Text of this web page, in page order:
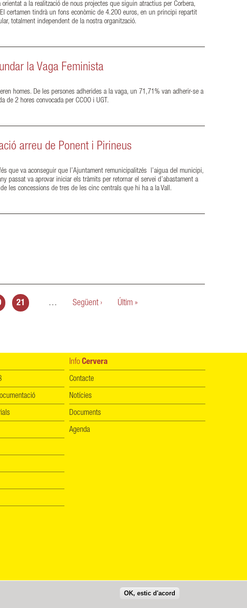
a la realització de nous projectes que siguin atractius per Corbera,
certamen tindrà un fons econòmic de 4.200 euros, en un principi repartit
totalment independent de la nostra organització.
la Vaga Feminista
homes. De les persones adherides a la vaga, un 71,71% van adherir-se a
de 2 hores convocada per CCOO i UGT.
arreu de Ponent i Pirineus
que va aconseguir que l’Ajuntament remunicipalitzés l’aigua del municipi,
passat va aprovar iniciar els tràmits per retornar el servei d’abastament a
les concessions de tres de les cinc centrals que hi ha a la Vall.
21 … Següent › Últim »
Info Cervera
Contacte
Notícies
Documents
Agenda
OK, estic d'acord